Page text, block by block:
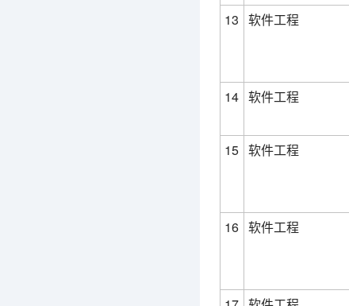
13 软件工程
14 软件工程
15 软件工程
16 软件工程